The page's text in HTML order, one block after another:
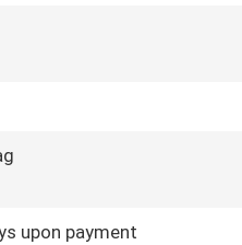
upon payment